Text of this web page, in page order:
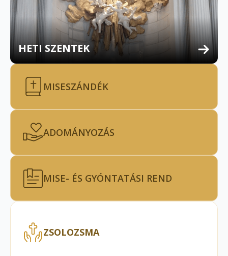
HETI SZENTEK
MISESZÁNDÉK
ADOMÁNYOZÁS
MISE- ÉS GYÓNTATÁSI REND
ZSOLOZSMA